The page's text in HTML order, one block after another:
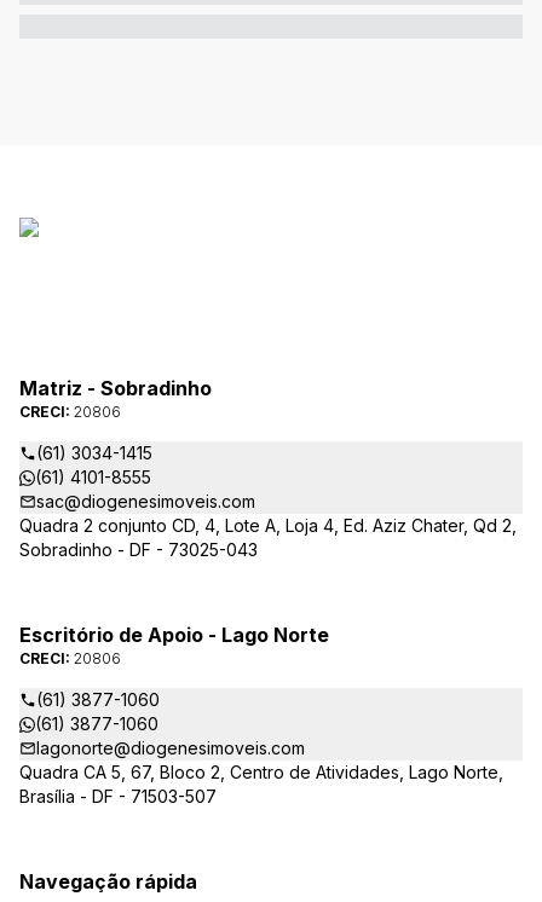
Matriz - Sobradinho
CRECI: 20806
(61) 3034-1415
(61) 4101-8555
sac@diogenesimoveis.com
Quadra 2 conjunto CD, 4, Lote A, Loja 4, Ed. Aziz Chater, Qd 2,
Sobradinho - DF - 73025-043
Escritório de Apoio - Lago Norte
CRECI: 20806
(61) 3877-1060
(61) 3877-1060
lagonorte@diogenesimoveis.com
Quadra CA 5, 67, Bloco 2, Centro de Atividades, Lago Norte,
Brasília - DF - 71503-507
Navegação rápida